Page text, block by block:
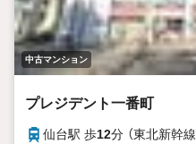
中古マンション
プレジデント一番町
仙台駅 歩12分 （東北新幹線